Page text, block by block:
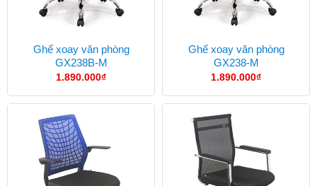
Ghế xoay văn phòng
GX238B-M
1.890.000₫
Ghế xoay văn phòng
GX238-M
1.890.000₫